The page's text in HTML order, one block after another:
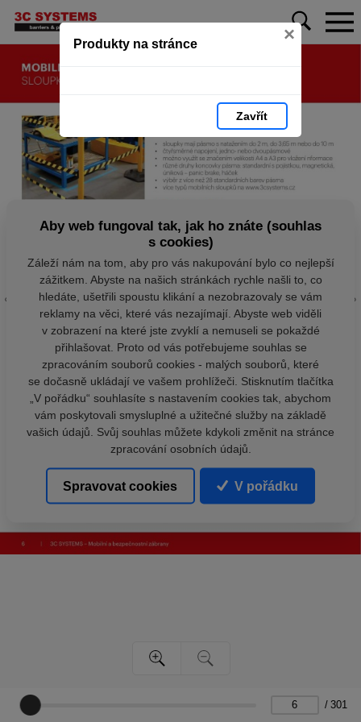
Produkty na stránce ×
Zavřít
/ 301
Aby web fungoval tak, jak ho znáte (souhlas
s cookies)
Záleží nám na tom, aby pro vás nakupování bylo co nejlepší
zážitkem. Abyste na našich stránkách rychle našli to, co
hledáte, ušetřili spoustu klikání a nezobrazovaly se vám
reklamy na věci, které vás nezajímají. Abyste web viděli
v zobrazení na které jste zvyklí a nemuseli se pokaždé
přihlašovat. Proto od vás potřebujeme souhlas se
zpracováním souborů cookies - malých souborů, které
se dočasně ukládají ve vašem prohlížeči. Stisknutím tlačítka
„V pořádku“ souhlasíte s nastavením cookies tak, abychom
vám poskytovali smysluplné a užitečné služby na základě
vašich údajů. Svůj souhlas můžete kdykoli změnit na stránce
zpracování osobních údajů.
Spravovat cookies V pořádku